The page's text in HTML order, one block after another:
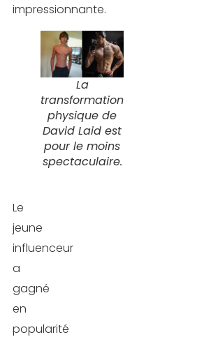
impressionnante.
La
transformation
physique de
David Laid est
pour le moins
spectaculaire.
Le
jeune
influenceur
a
gagné
en
popularité